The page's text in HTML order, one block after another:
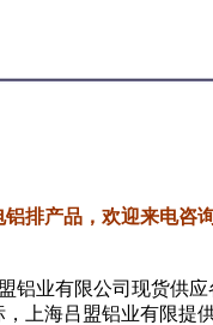
铝排产品，欢迎来电咨
铝业有限公司现货供应
上海吕盟铝业有限提